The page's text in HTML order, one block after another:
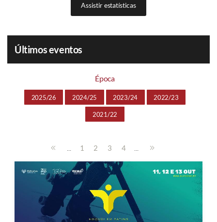
Assistir estatísticas
Últimos eventos
Época
2025/26 2024/25 2023/24 2022/23
2021/22
... 1 2 3 4 ...